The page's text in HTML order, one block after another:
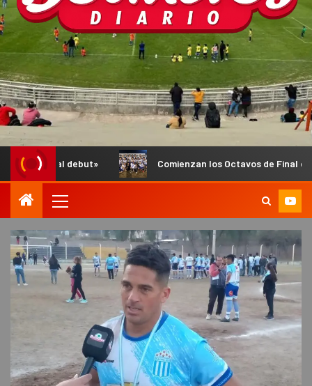
Comienzan los Octavos de Final del Anual de